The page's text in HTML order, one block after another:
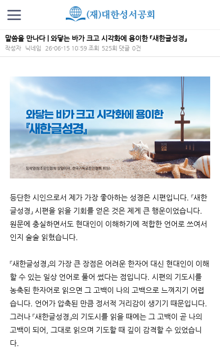
말씀을 만나다 | 와닿는 바가 크고 시각화에 용이한 『새한글성경』
작성자 닉네임 26-06-15 10:59 조회 525회 댓글 0건
본문
등단한 시인으로서 제가 가장 좋아하는 성경은 시편입니다. 『새한
글성경』 시편을 읽을 기회를 얻은 것은 제게 큰 행운이었습니다.
원문에 충실하면서도 현대인이 이해하기에 적합한 언어로 쓰여서
인지 술술 읽혔습니다.
『새한글성경』의 가장 큰 장점은 어려운 한자어 대신 현대인이 이해
할 수 있는 일상 언어로 풀어 썼다는 점입니다. 시편의 기도시를
농축된 한자어로 읽으면 그 고백이 나의 고백으로 느껴지기 어렵
습니다. 언어가 압축된 만큼 정서적 거리감이 생기기 때문입니다.
그러나 『새한글성경』의 기도시를 읽을 때에는 그 고백이 곧 나의
고백이 되어, 그대로 읽으며 기도할 때 깊이 감격할 수 있었습니
다.